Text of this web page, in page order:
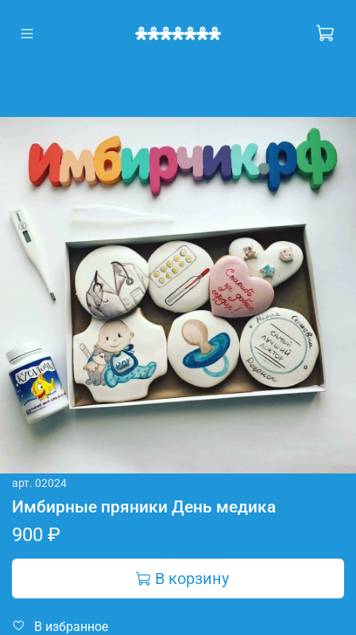
арт. 02024
Имбирные пряники День медика
900 ₽
В корзину
В избранное